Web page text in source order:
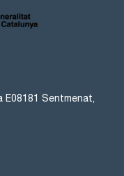
E08181 Sentmenat,